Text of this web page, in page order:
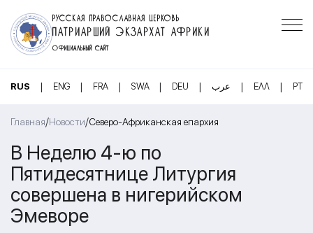
РУССКАЯ ПРАВОСЛАВНАЯ ЦЕРКОВЬ
ПАТРИАРШИЙ ЭКЗАРХАТ АФРИКИ
ОФИЦИАЛЬНЫЙ САЙТ
RUS | ENG | FRA | SWA | DEU | عرب | ΕΛΛ | PT
Главная/Новости/Северо-Африканская епархия
В Неделю 4-ю по
Пятидесятнице Литургия
совершена в нигерийском
Эмеворе